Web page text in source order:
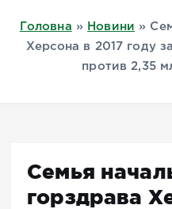
Головна » Новини »
Херсона в 2017 году
против 2,35
Семья
горздрава